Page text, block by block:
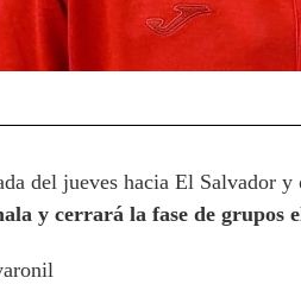
del jueves hacia El Salvador y
y cerrará la fase de grupos